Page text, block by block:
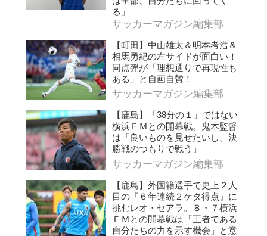
る」
サッカーマガジン編集部
【町田】中山雄太＆明本考浩＆
相馬勇紀の左サイドが面白い！
同点弾が「理想通りで再現性も
ある」と自画自賛！
サッカーマガジン編集部
【鹿島】「38分の１」ではない
横浜ＦＭとの開幕戦。鬼木監督
は「良いものを見せたいし、決
勝戦のつもりで戦う」
サッカーマガジン編集部
【鹿島】外国籍選手で史上２人
目の『６年連続２ケタ得点』に
挑むレオ・セアラ。８・７横浜
ＦＭとの開幕戦は「王者である
自分たちの力を示す機会」と意